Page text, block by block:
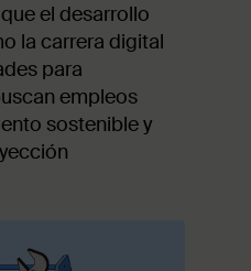
el desarrollo
la carrera digital
para
empleos
sostenible y